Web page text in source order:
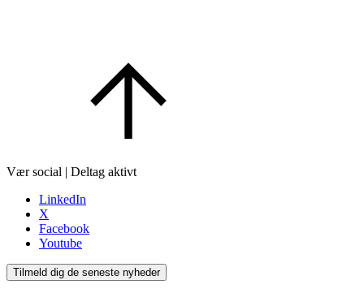
Vær social | Deltag aktivt
LinkedIn
X
Facebook
Youtube
Tilmeld dig de seneste nyheder